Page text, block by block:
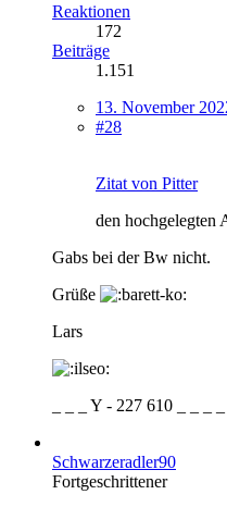
Reaktionen
172
Beiträge
1.151
13. November
#28
Zitat von Pitter
den hochgelegten
Gabs bei der Bw nicht.
Grüße
Lars
_ _ _ Y - 227 610 _ _ _ _
Schwarzeradler90
Fortgeschrittener